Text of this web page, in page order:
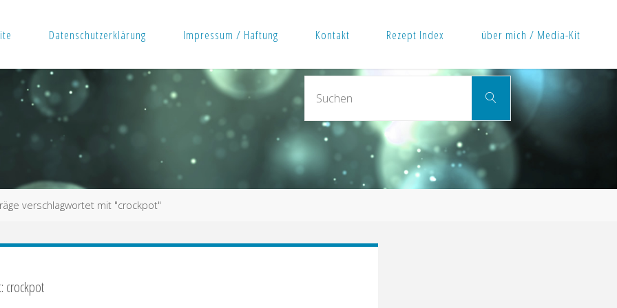
Datenschutzerklärung Impressum / Haftung Kontakt Rezept Index über mich / Media-Kit
Suchen
nach:
Suchen
verschlagwortet mit "crockpot"
crockpot